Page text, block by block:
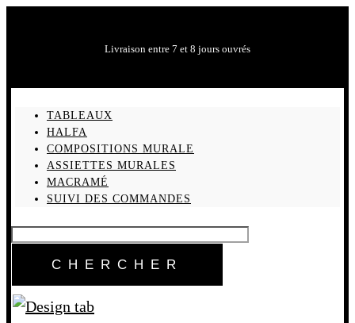
Livraison entre 7 et 8 jours ouvrés
TABLEAUX
HALFA
COMPOSITIONS MURALE
ASSIETTES MURALES
MACRAMÉ
SUIVI DES COMMANDES